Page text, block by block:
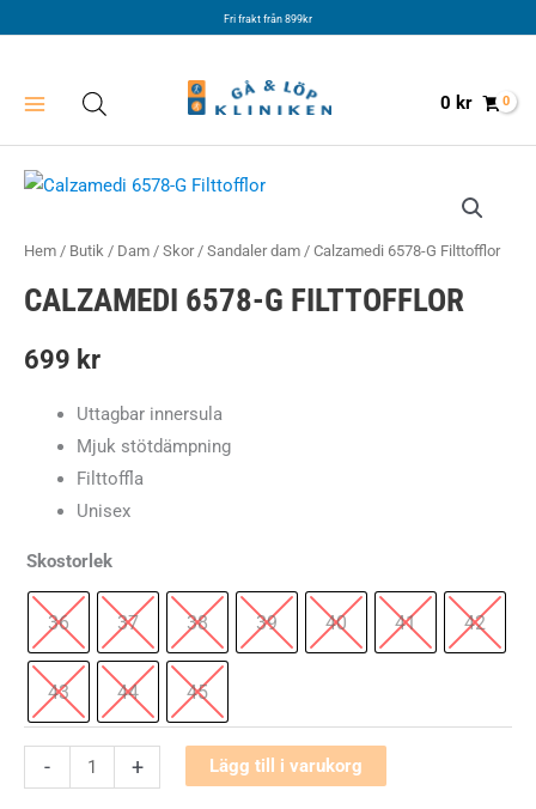
Fri frakt från 899kr
0 kr
Hem / Butik / Dam / Skor/ Sandaler dam / Calzamedi 6578-G Filttofflor
CALZAMEDI 6578-G FILTTOFFLOR
699 kr
Uttagbar innersula
Mjuk stötdämpning
Filttoffla
Unisex
Skostorlek
36 37 38 39 40 41 42
43 44 45
-
Calzamedi
6578-
+ Lägg till i varukorg